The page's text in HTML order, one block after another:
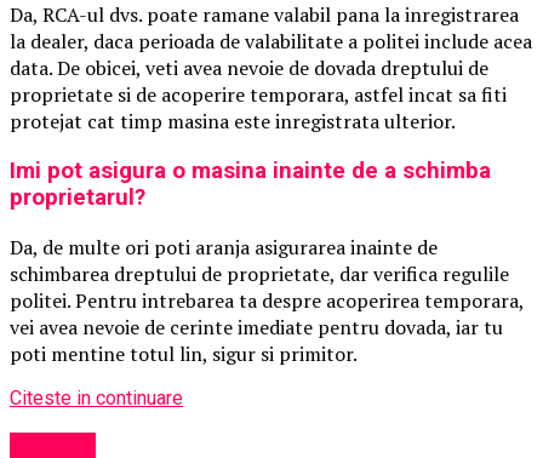
Da, RCA-ul dvs. poate ramane valabil pana la inregistrarea
la dealer, daca perioada de valabilitate a politei include acea
data. De obicei, veti avea nevoie de dovada dreptului de
proprietate si de acoperire temporara, astfel incat sa fiti
protejat cat timp masina este inregistrata ulterior.
Imi pot asigura o masina inainte de a schimba
proprietarul?
Da, de multe ori poti aranja asigurarea inainte de
schimbarea dreptului de proprietate, dar verifica regulile
politei. Pentru intrebarea ta despre acoperirea temporara,
vei avea nevoie de cerinte imediate pentru dovada, iar tu
poti mentine totul lin, sigur si primitor.
Citeste in continuare